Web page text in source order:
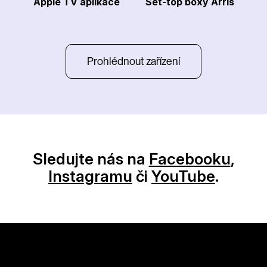
Prohlédnout zařízení
Sledujte nás na Facebooku,
Instagramu či YouTube.